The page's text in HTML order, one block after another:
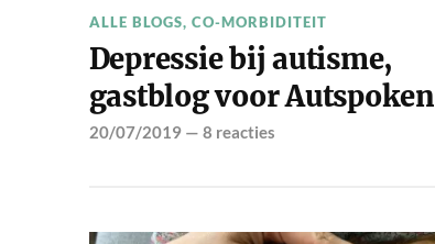
ALLE BLOGS, CO-MORBIDITEIT
Depressie bij autisme,
gastblog voor Autspoken
20/07/2019— 8 reacties